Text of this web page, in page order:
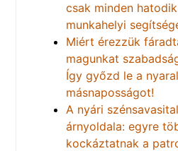
csak minden
munkahelyi
Miért érezzük
magunkat
Így győzd le a
másnaposságot!
A nyári
árnyoldala: egyre
kockáztatnak a